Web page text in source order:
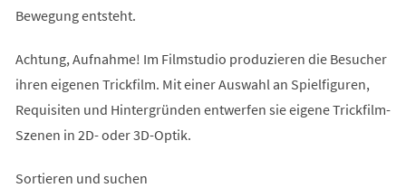
Bewegung entsteht.
Achtung, Aufnahme! Im Filmstudio produzieren die Besucher
ihren eigenen Trickfilm. Mit einer Auswahl an Spielfiguren,
Requisiten und Hintergründen entwerfen sie eigene Trickfilm-
Szenen in 2D- oder 3D-Optik.
Sortieren und suchen